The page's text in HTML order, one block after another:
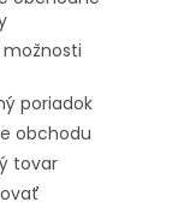
poriadok
obchodu
tovar